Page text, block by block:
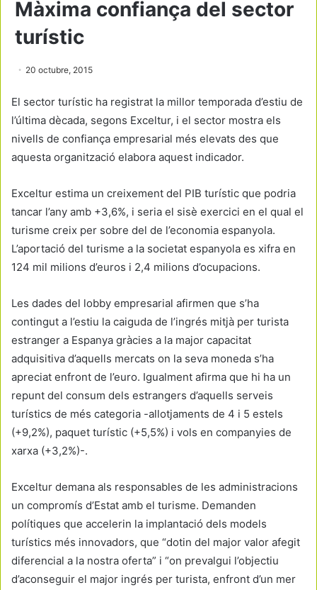
Màxima confiança del sector
turístic
20 octubre, 2015
El sector turístic ha registrat la millor temporada d’estiu de
l’última dècada, segons Exceltur, i el sector mostra els
nivells de confiança empresarial més elevats des que
aquesta organització elabora aquest indicador.
Exceltur estima un creixement del PIB turístic que podria
tancar l’any amb +3,6%, i seria el sisè exercici en el qual el
turisme creix per sobre del de l’economia espanyola.
L’aportació del turisme a la societat espanyola es xifra en
124 mil milions d’euros i 2,4 milions d’ocupacions.
Les dades del lobby empresarial afirmen que s’ha
contingut a l’estiu la caiguda de l’ingrés mitjà per turista
estranger a Espanya gràcies a la major capacitat
adquisitiva d’aquells mercats on la seva moneda s’ha
apreciat enfront de l’euro. Igualment afirma que hi ha un
repunt del consum dels estrangers d’aquells serveis
turístics de més categoria -allotjaments de 4 i 5 estels
(+9,2%), paquet turístic (+5,5%) i vols en companyies de
xarxa (+3,2%)-.
Exceltur demana als responsables de les administracions
un compromís d’Estat amb el turisme. Demanden
polítiques que accelerin la implantació dels models
turístics més innovadors, que “dotin del major valor afegit
diferencial a la nostra oferta” i “on prevalgui l’objectiu
d’aconseguir el major ingrés per turista, enfront d’un mer